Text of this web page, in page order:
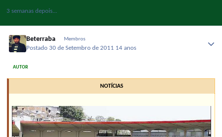
3 semanas depois...
Beterraba Membros
Postado 30 de Setembro de 2011 14 anos
AUTOR
NOTÍCIAS